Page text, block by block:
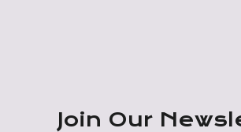
Join Our